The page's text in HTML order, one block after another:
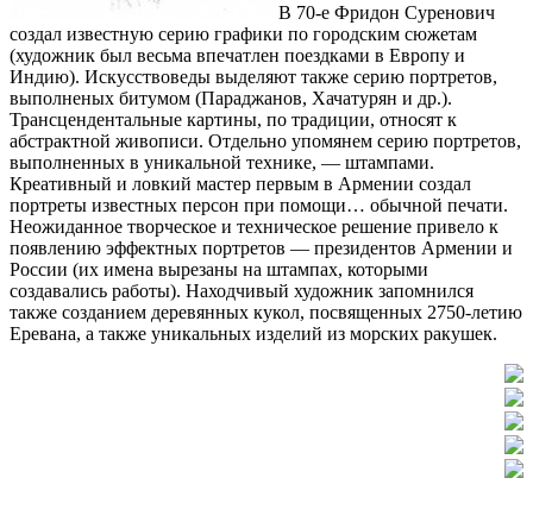
В 70-е Фридон Суренович
создал известную серию графики по городским сюжетам
(художник был весьма впечатлен поездками в Европу и
Индию). Искусствоведы выделяют также серию портретов,
выполненых битумом (Параджанов, Хачатурян и др.).
Трансцендентальные картины, по традиции, относят к
абстрактной живописи. Отдельно упомянем серию портретов,
выполненных в уникальной технике, — штампами.
Креативный и ловкий мастер первым в Армении создал
портреты известных персон при помощи… обычной печати.
Неожиданное творческое и техническое решение привело к
появлению эффектных портретов — президентов Армении и
России (их имена вырезаны на штампах, которыми
создавались работы). Находчивый художник запомнился
также созданием деревянных кукол, посвященных 2750-летию
Еревана, а также уникальных изделий из морских ракушек.